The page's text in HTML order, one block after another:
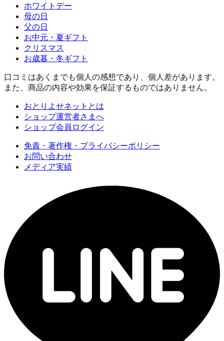
ホワイトデー
母の日
父の日
お中元・夏ギフト
クリスマス
お歳暮・冬ギフト
口コミはあくまでも個人の感想であり、個人差があります。
また、商品の内容や効果を保証するものではありません。
おとりよせネットとは
ショップ運営者さまへ
ショップ会員ログイン
免責・著作権・プライバシーポリシー
お問い合わせ
メディア実績